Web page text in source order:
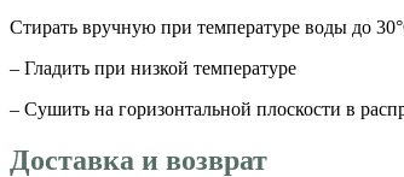
Стирать вручную при температуре воды до
– Гладить при низкой температуре
– Сушить на горизонтальной плоскости в
Доставка и возврат